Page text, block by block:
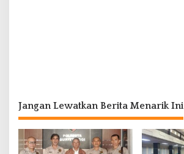
Jangan Lewatkan Berita Menarik Ini